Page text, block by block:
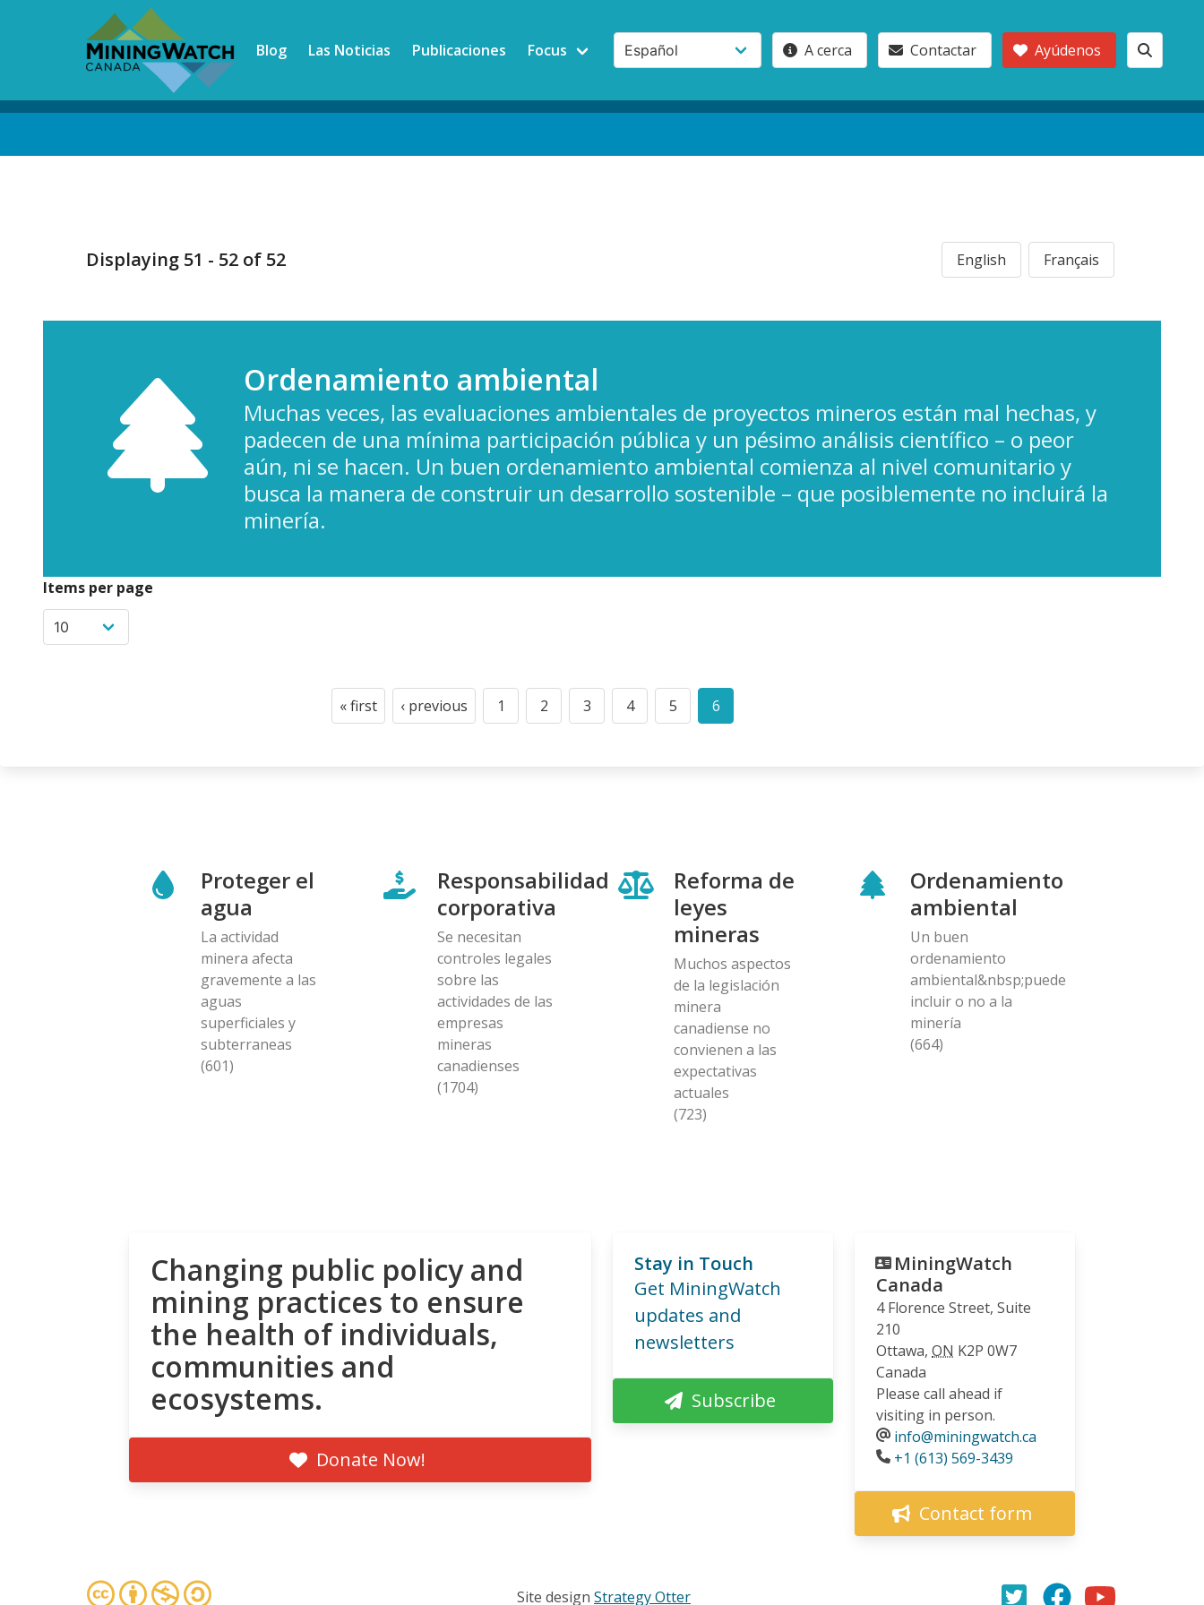
Blog Las Noticias Publicaciones Focus A cerca Contactar Ayúdenos
Displaying 51 - 52 of 52 English Français
Ordenamiento ambiental
Muchas veces, las evaluaciones ambientales de proyectos mineros están mal hechas, y
padecen de una mínima participación pública y un pésimo análisis científico – o peor
aún, ni se hacen. Un buen ordenamiento ambiental comienza al nivel comunitario y
busca la manera de construir un desarrollo sostenible – que posiblemente no incluirá la
minería.
Items per page
Paginación
First
« first
Previous
‹ previous
Page
1
Page
2
Page
3
Page
4
Page
5
Current
6
Proteger el
agua
La actividad
minera afecta
gravemente a las
aguas
superficiales y
subterraneas
(601)
Responsabilidad
corporativa
Se necesitan
controles legales
sobre las
actividades de las
empresas
mineras
canadienses
(1704)
Reforma de
leyes
mineras
Muchos aspectos
de la legislación
minera
canadiense no
convienen a las
expectativas
actuales
(723)
Ordenamiento
ambiental
Un buen
ordenamiento
ambiental&nbsp;puede
incluir o no a la
minería
(664)
Changing public policy and
mining practices to ensure
the health of individuals,
communities and
ecosystems.
Donate Now!
Stay in Touch
Get MiningWatch
updates and
newsletters
Subscribe
MiningWatch
Canada
4 Florence Street, Suite
210
Ottawa, ON K2P 0W7
Canada
Please call ahead if
visiting in person.
info@miningwatch.ca
Phone
+1 (613) 569-3439
Contact form
Site design Strategy Otter